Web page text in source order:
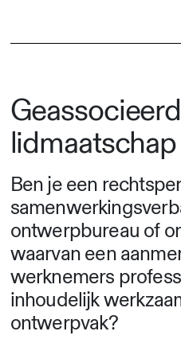
Geassocieerd
lidmaatschap
Ben je een
ontwerpbureau of
waarvan een
werknemers
inhoudelijk
ontwerpvak?